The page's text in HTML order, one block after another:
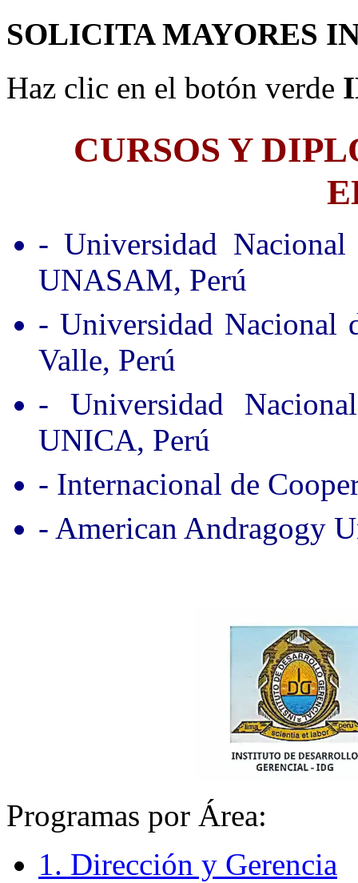
SOLICITA MAYORES
Haz clic en el botón verde
CURSOS Y
- Universidad
UNASAM, Perú
- Universidad Nacional
Valle, Perú
- Universidad
UNICA, Perú
- Internacional de
- American Andragogy
Programas por Área:
1. Dirección y Gerencia